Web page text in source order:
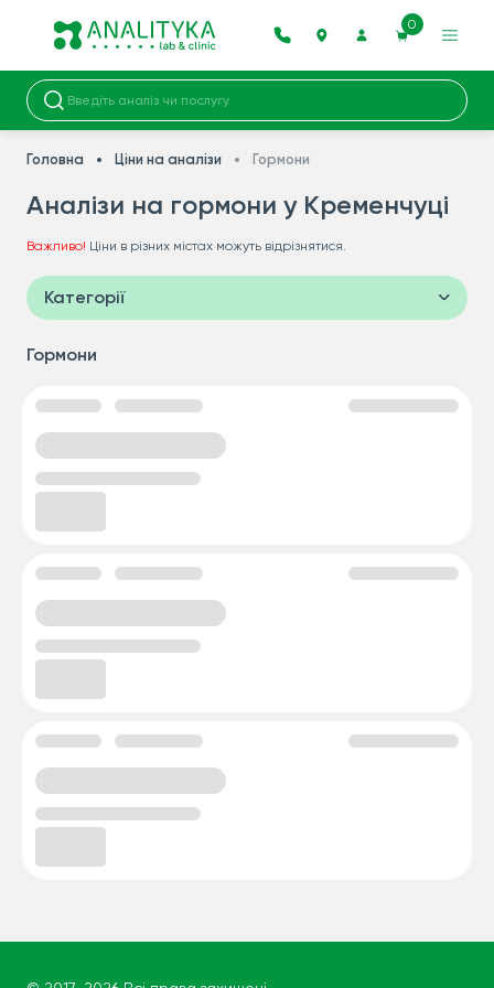
0
Головна Ціни на аналізи Гормони
Аналізи на гормони у Кременчуці
Важливо! Ціни в різних містах можуть відрізнятися.
Категорії
Гормони